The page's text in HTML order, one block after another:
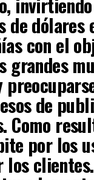
de dólares
con el
grandes
de
Como
por los
los clientes.